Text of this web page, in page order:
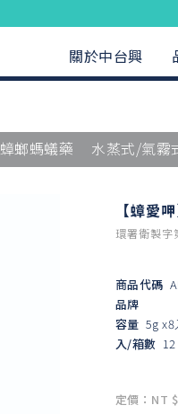
關於中台興
蟑螂螞蟻藥 水蒸式/氣霧
【蟑愛
環署衛製
商品代碼
品牌
容量 5g x8
入/箱數 12
定價：NT